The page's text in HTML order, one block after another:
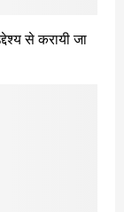
से करायी जा